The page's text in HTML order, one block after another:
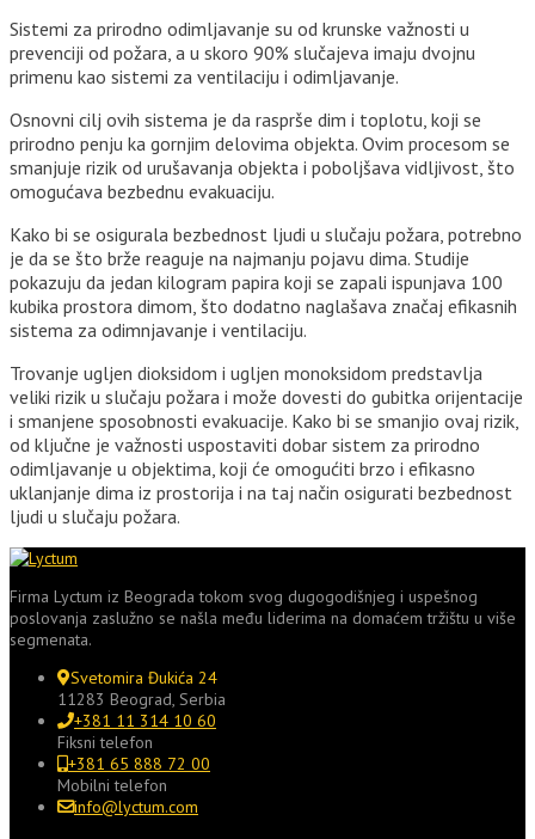
Sistemi za prirodno odimljavanje su od krunske važnosti u
prevenciji od požara, a u skoro 90% slučajeva imaju dvojnu
primenu kao sistemi za ventilaciju i odimljavanje.
Osnovni cilj ovih sistema je da rasprše dim i toplotu, koji se
prirodno penju ka gornjim delovima objekta. Ovim procesom se
smanjuje rizik od urušavanja objekta i poboljšava vidljivost, što
omogućava bezbednu evakuaciju.
Kako bi se osigurala bezbednost ljudi u slučaju požara, potrebno
je da se što brže reaguje na najmanju pojavu dima. Studije
pokazuju da jedan kilogram papira koji se zapali ispunjava 100
kubika prostora dimom, što dodatno naglašava značaj efikasnih
sistema za odimnjavanje i ventilaciju.
Trovanje ugljen dioksidom i ugljen monoksidom predstavlja
veliki rizik u slučaju požara i može dovesti do gubitka orijentacije
i smanjene sposobnosti evakuacije. Kako bi se smanjio ovaj rizik,
od ključne je važnosti uspostaviti dobar sistem za prirodno
odimljavanje u objektima, koji će omogućiti brzo i efikasno
uklanjanje dima iz prostorija i na taj način osigurati bezbednost
ljudi u slučaju požara.
Firma Lyctum iz Beograda tokom svog dugogodišnjeg i uspešnog
poslovanja zaslužno se našla među liderima na domaćem tržištu u više
segmenata.
Svetomira Đukića 24
11283 Beograd, Serbia
+381 11 314 10 60
Fiksni telefon
+381 65 888 72 00
Mobilni telefon
info@lyctum.com